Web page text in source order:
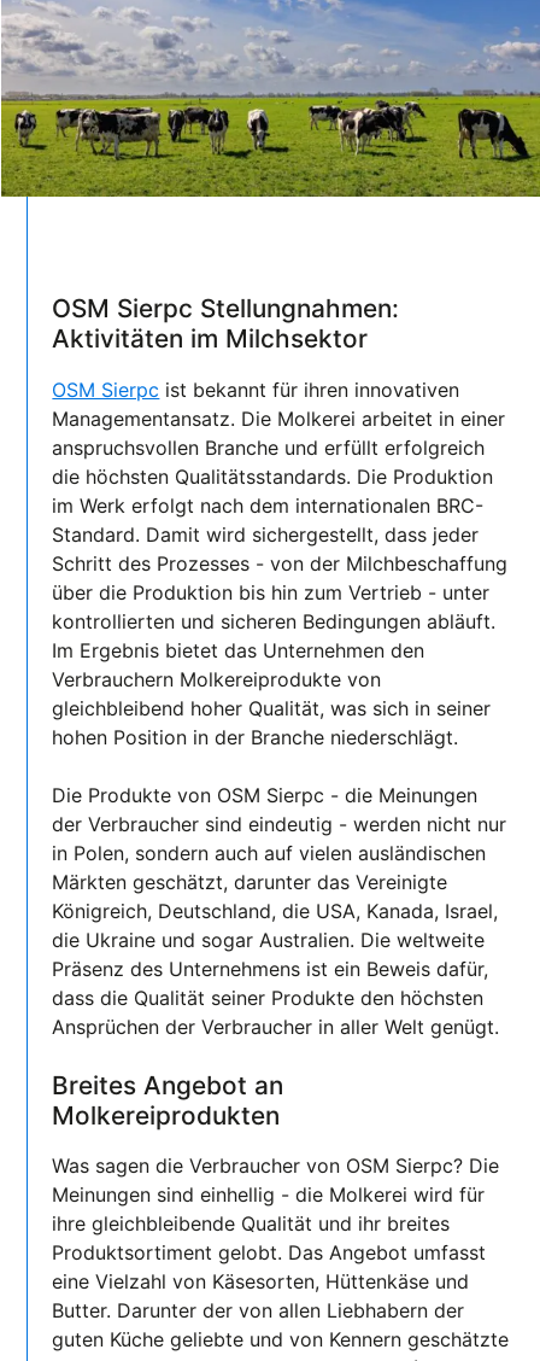
OSM Sierpc Stellungnahmen:
Aktivitäten im Milchsektor
OSM Sierpc ist bekannt für ihren innovativen
Managementansatz. Die Molkerei arbeitet in einer
anspruchsvollen Branche und erfüllt erfolgreich
die höchsten Qualitätsstandards. Die Produktion
im Werk erfolgt nach dem internationalen BRC-
Standard. Damit wird sichergestellt, dass jeder
Schritt des Prozesses - von der Milchbeschaffung
über die Produktion bis hin zum Vertrieb - unter
kontrollierten und sicheren Bedingungen abläuft.
Im Ergebnis bietet das Unternehmen den
Verbrauchern Molkereiprodukte von
gleichbleibend hoher Qualität, was sich in seiner
hohen Position in der Branche niederschlägt.
Die Produkte von OSM Sierpc - die Meinungen
der Verbraucher sind eindeutig - werden nicht nur
in Polen, sondern auch auf vielen ausländischen
Märkten geschätzt, darunter das Vereinigte
Königreich, Deutschland, die USA, Kanada, Israel,
die Ukraine und sogar Australien. Die weltweite
Präsenz des Unternehmens ist ein Beweis dafür,
dass die Qualität seiner Produkte den höchsten
Ansprüchen der Verbraucher in aller Welt genügt.
Breites Angebot an
Molkereiprodukten
Was sagen die Verbraucher von OSM Sierpc? Die
Meinungen sind einhellig - die Molkerei wird für
ihre gleichbleibende Qualität und ihr breites
Produktsortiment gelobt. Das Angebot umfasst
eine Vielzahl von Käsesorten, Hüttenkäse und
Butter. Darunter der von allen Liebhabern der
guten Küche geliebte und von Kennern geschätzte